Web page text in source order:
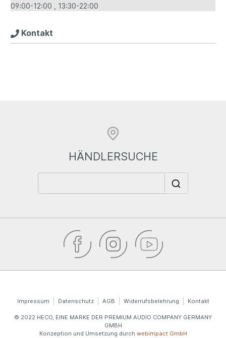
09:00-12:00
13:30-22:00
Kontakt
HÄNDLERSUCHE
Impressum Datenschutz AGB Widerrufsbelehrung Kontakt
© 2022 HECO, EINE MARKE DER PREMIUM AUDIO COMPANY GERMANY
GMBH
Konzeption und Umsetzung durch webimpact GmbH